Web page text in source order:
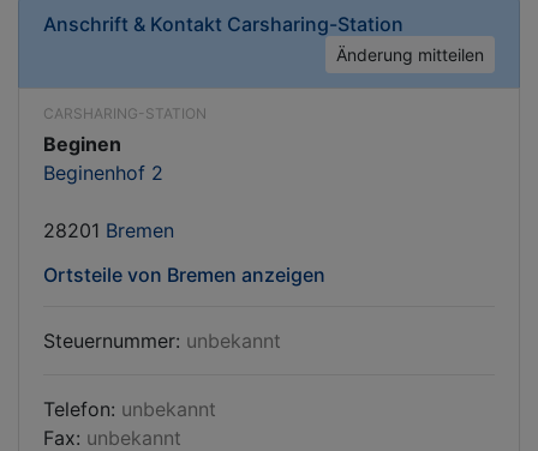
Anschrift & Kontakt Carsharing-Station
Änderung mitteilen
CARSHARING-STATION
Beginen
Beginenhof 2
28201 Bremen
Ortsteile von Bremen anzeigen
Steuernummer: unbekannt
Telefon: unbekannt
Fax: unbekannt